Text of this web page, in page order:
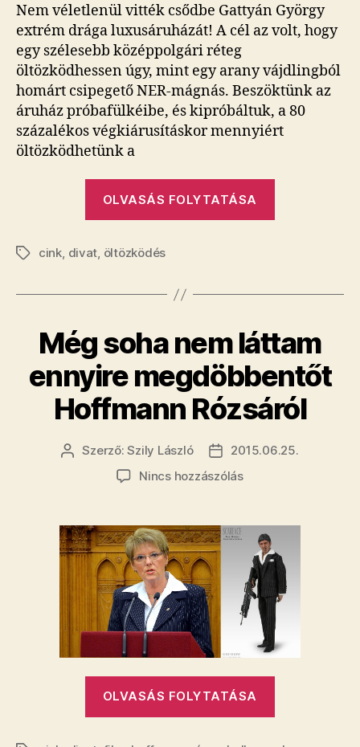
Dilis
Kokós
bejegyzéshez
Nem véletlenül vitték csődbe Gattyán György
extrém drága luxusáruházát! A cél az volt, hogy
egy szélesebb középpolgári réteg
öltözködhessen úgy, mint egy arany vájdlingból
homárt csipegető NER-mágnás. Beszöktünk az
áruház próbafülkéibe, és kipróbáltuk, a 80
százalékos végkiárusításkor mennyiért
öltözködhetünk a
OLVASÁS FOLYTATÁSA
a
Oligarcha
vagy
a
Dilis
Fideszes?”
Címkék
cink, divat, öltözködés
Még soha nem láttam
ennyire megdöbbentőt
Hoffmann Rózsáról
Bejegyzés
Szerző:Szily László
Bejegyzés
dátuma
2015.06.25.
Nincs hozzászólása(z)
nem
láttam
ennyire
megdöbbentőt
Hoffmann
Rózsáról
bejegyzéshez
OLVASÁS FOLYTATÁSA